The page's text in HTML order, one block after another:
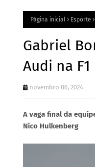
Página inicial Esporte
Gabriel
Audi na F1
novembro 06, 2024
A vaga final da
Nico Hulkenberg